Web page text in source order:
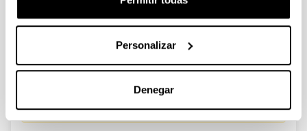
Personalizar
Denegar
CONVOCATORIA PARA LA CONTRATACIÓN DE
PERSONAL INVESTIGADOR EN FORMACIÓN EN LA EHU
GRUPO/PROYECTO DE INVESTIGACIÓN 2025-II
Plazo de presentación cerrado: 15/10/2025 - 23/10/2025
19/01/2026. Resolución definitiva de adjudicados y excluidos.